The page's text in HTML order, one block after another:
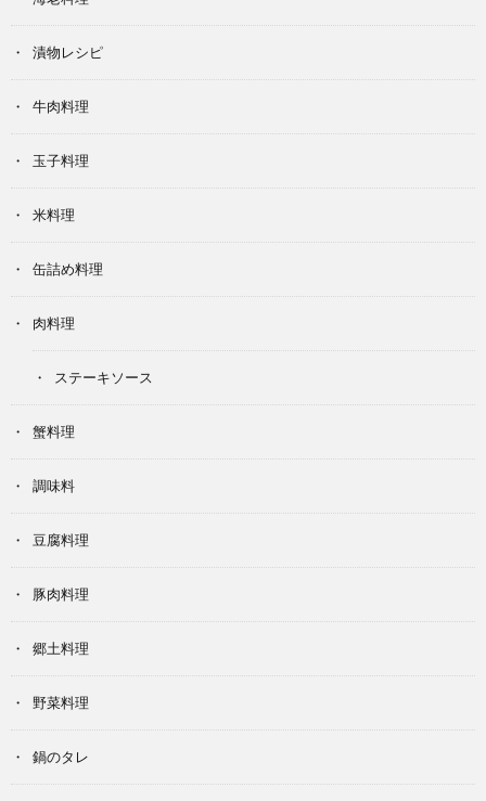
漬物レシピ
牛肉料理
玉子料理
米料理
缶詰め料理
肉料理
ステーキソース
蟹料理
調味料
豆腐料理
豚肉料理
郷土料理
野菜料理
鍋のタレ